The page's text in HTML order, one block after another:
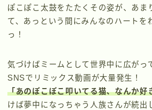
ぽこぽこ太鼓をたたくその姿が、あま
て、あっという間にみんなのハートを
っ！
気づけばミームとして世界中に広がっ
SNSでリミックス動画が大量発生！
「あのぽこぽこ叩いてる猫、なんか
けば夢中になっちゃう人族さんが続出